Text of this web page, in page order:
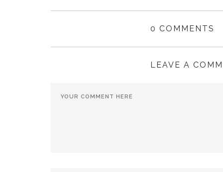
0 COMMENTS
LEAVE A